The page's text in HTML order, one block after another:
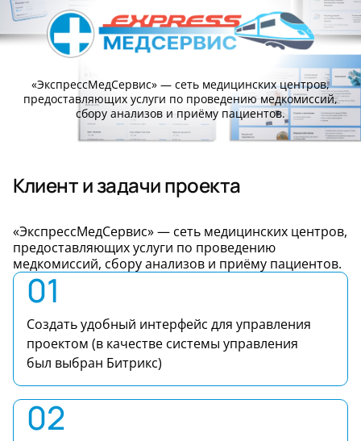
«ЭкспрессМедСервис» — сеть медицинских центров,
предоставляющих услуги по проведению медкомиссий,
сбору анализов и приёму пациентов.
Клиент и задачи проекта
«ЭкспрессМедСервис» — сеть медицинских центров,
предоставляющих услуги по проведению
медкомиссий, сбору анализов и приёму пациентов.
01
Создать удобный интерфейс для управления
проектом (в качестве системы управления
был выбран Битрикс)
02